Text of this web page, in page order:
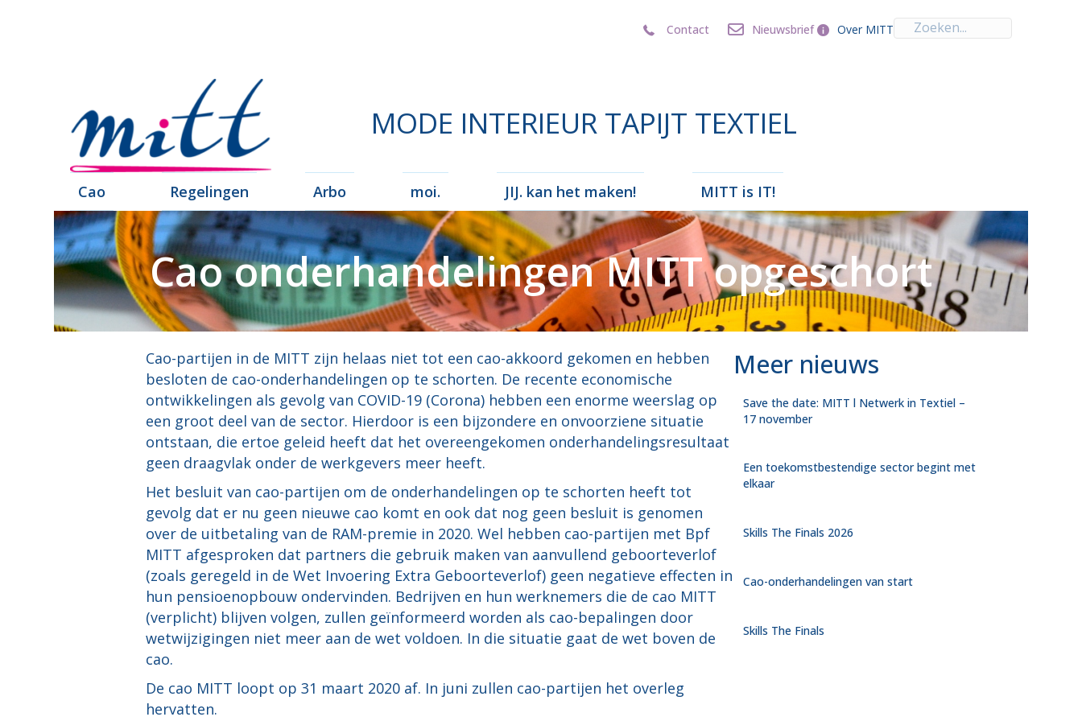
ContactContact Nieuwsbrief
Nieuwsbrief Over MITT
Over MITT
MODE INTERIEUR TAPIJT TEXTIEL
Cao Regelingen Arbo moi. JIJ. kan het maken! MITT is IT!
Cao onderhandelingen MITT opgeschort
Cao-partijen in de MITT zijn helaas niet tot een cao-akkoord gekomen en hebben
besloten de cao-onderhandelingen op te schorten. De recente economische
ontwikkelingen als gevolg van COVID-19 (Corona) hebben een enorme weerslag op
een groot deel van de sector. Hierdoor is een bijzondere en onvoorziene situatie
ontstaan, die ertoe geleid heeft dat het overeengekomen onderhandelingsresultaat
geen draagvlak onder de werkgevers meer heeft.
Het besluit van cao-partijen om de onderhandelingen op te schorten heeft tot
gevolg dat er nu geen nieuwe cao komt en ook dat nog geen besluit is genomen
over de uitbetaling van de RAM-premie in 2020. Wel hebben cao-partijen met Bpf
MITT afgesproken dat partners die gebruik maken van aanvullend geboorteverlof
(zoals geregeld in de Wet Invoering Extra Geboorteverlof) geen negatieve effecten in
hun pensioenopbouw ondervinden. Bedrijven en hun werknemers die de cao MITT
(verplicht) blijven volgen, zullen geïnformeerd worden als cao-bepalingen door
wetwijzigingen niet meer aan de wet voldoen. In die situatie gaat de wet boven de
cao.
De cao MITT loopt op 31 maart 2020 af. In juni zullen cao-partijen het overleg
hervatten.
Meer nieuws
Save the date: MITT l Netwerk in Textiel –
17 november
Een toekomstbestendige sector begint met
elkaar
Skills The Finals 2026
Cao-onderhandelingen van start
Skills The Finals